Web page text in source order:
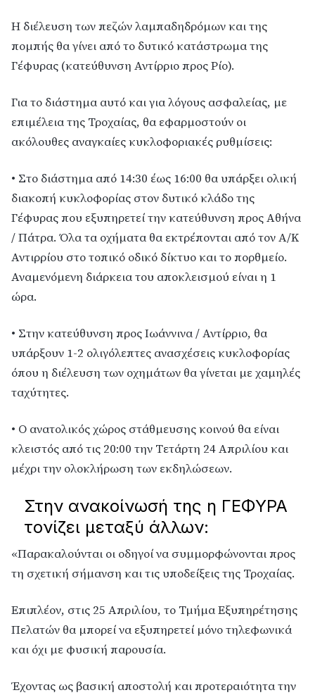
Η διέλευση των πεζών λαμπαδηδρόμων και της
πομπής θα γίνει από το δυτικό κατάστρωμα της
Γέφυρας (κατεύθυνση Αντίρριο προς Ρίο).
Για το διάστημα αυτό και για λόγους ασφαλείας, με
επιμέλεια της Τροχαίας, θα εφαρμοστούν οι
ακόλουθες αναγκαίες κυκλοφοριακές ρυθμίσεις:
• Στο διάστημα από 14:30 έως 16:00 θα υπάρξει ολική
διακοπή κυκλοφορίας στον δυτικό κλάδο της
Γέφυρας που εξυπηρετεί την κατεύθυνση προς Αθήνα
/ Πάτρα. Όλα τα οχήματα θα εκτρέπονται από τον Α/Κ
Αντιρρίου στο τοπικό οδικό δίκτυο και το πορθμείο.
Αναμενόμενη διάρκεια του αποκλεισμού είναι η 1
ώρα.
• Στην κατεύθυνση προς Ιωάννινα / Αντίρριο, θα
υπάρξουν 1-2 ολιγόλεπτες ανασχέσεις κυκλοφορίας
όπου η διέλευση των οχημάτων θα γίνεται με χαμηλές
ταχύτητες.
• Ο ανατολικός χώρος στάθμευσης κοινού θα είναι
κλειστός από τις 20:00 την Τετάρτη 24 Απριλίου και
μέχρι την ολοκλήρωση των εκδηλώσεων.
Στην ανακοίνωσή της η ΓΕΦΥΡΑ
τονίζει μεταξύ άλλων:
«Παρακαλούνται οι οδηγοί να συμμορφώνονται προς
τη σχετική σήμανση και τις υποδείξεις της Τροχαίας.
Επιπλέον, στις 25 Απριλίου, το Τμήμα Εξυπηρέτησης
Πελατών θα μπορεί να εξυπηρετεί μόνο τηλεφωνικά
και όχι με φυσική παρουσία.
Έχοντας ως βασική αποστολή και προτεραιότητα την